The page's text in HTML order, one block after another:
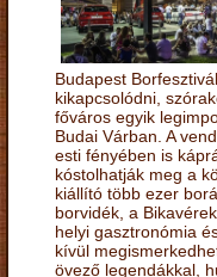
Budapest
kikapcsolódni,
főváros egyik
Budai Várban. A
esti fényében is
kóstolhatják meg a
kiállító több ezer
borvidék, a
helyi gasztronómia
kívül
övező legendákkal,